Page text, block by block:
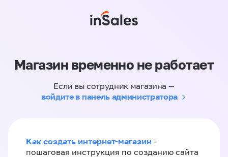
Магазин временно не работает
Если вы сотрудник магазина —
войдите в панель администратора
Как создать интернет-магазин -
пошаговая инструкция по созданию сайта